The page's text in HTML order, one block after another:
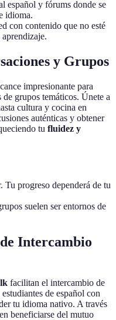
español y fórums donde se
idioma.
con contenido que no esté
y Grupos
impresionante para
grupos temáticos. Únete a
cultura y cocina en
auténticas y obtener
tu fluidez y
Tu progreso dependerá de tu
suelen ser entornos de
Intercambio
facilitan el intercambio de
de español con
tu idioma nativo. A través
beneficiarse del mutuo